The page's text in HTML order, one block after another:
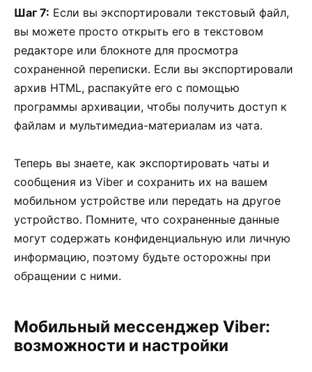
Шаг 7: Если вы экспортировали текстовый файл,
вы можете просто открыть его в текстовом
редакторе или блокноте для просмотра
сохраненной переписки. Если вы экспортировали
архив HTML, распакуйте его с помощью
программы архивации, чтобы получить доступ к
файлам и мультимедиа-материалам из чата.
Теперь вы знаете, как экспортировать чаты и
сообщения из Viber и сохранить их на вашем
мобильном устройстве или передать на другое
устройство. Помните, что сохраненные данные
могут содержать конфиденциальную или личную
информацию, поэтому будьте осторожны при
обращении с ними.
Мобильный мессенджер Viber:
возможности и настройки